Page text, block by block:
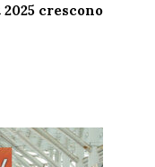
crescono